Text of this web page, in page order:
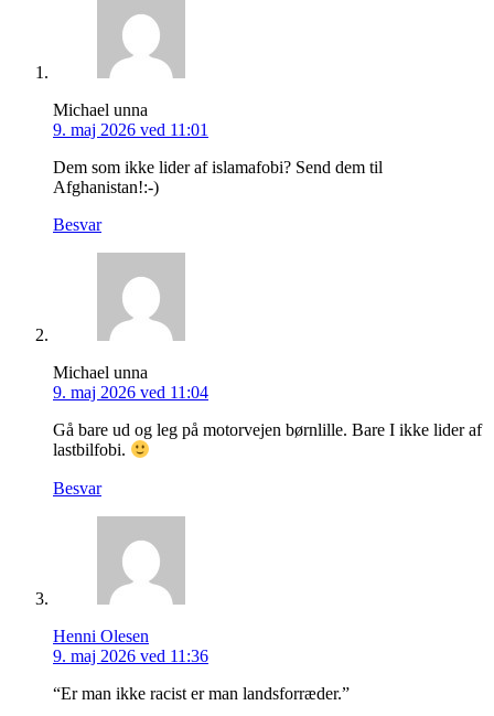
Michael unna
9. maj 2026 ved 11:01
Dem som ikke lider af islamafobi? Send dem til
Afghanistan!:-)
Besvar
Michael unna
9. maj 2026 ved 11:04
Gå bare ud og leg på motorvejen børnlille. Bare I ikke lider af
lastbilfobi.
Besvar
Henni Olesen
9. maj 2026 ved 11:36
“Er man ikke racist er man landsforræder.”